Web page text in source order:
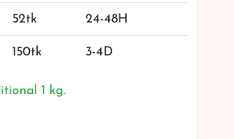
52tk 24-48H
150tk 3-4D
1 kg.